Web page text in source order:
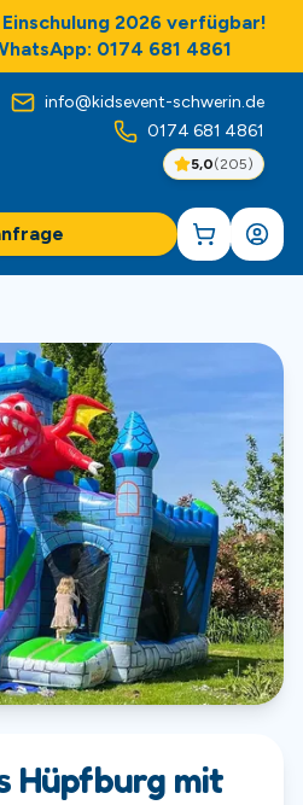
2026 verfügbar!
0174 681 4861
info@kidsevent-schwerin.de
0174 681 4861
5,0(205)
Hüpfburg mit